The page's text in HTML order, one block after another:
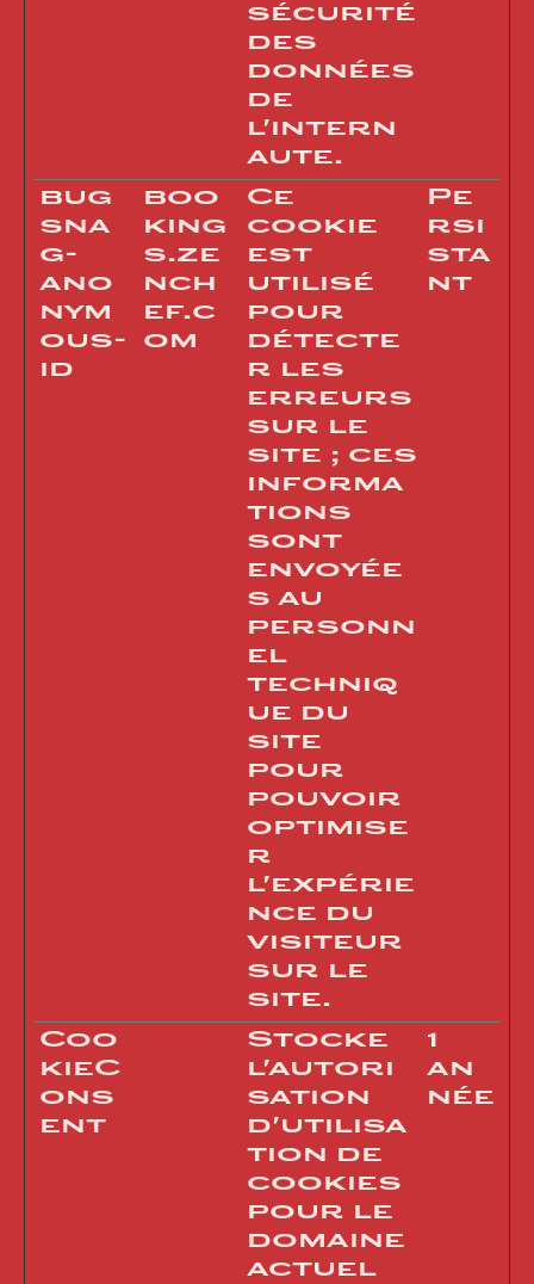
sécurité
des
données
de
l'intern
aute.
bug
sna
g-
ano
nym
ous-
id
boo
king
s.ze
nch
ef.c
om
Ce
cookie
est
utilisé
pour
détecte
r les
erreurs
sur le
site ; ces
informa
tions
sont
envoyée
s au
personn
el
techniq
ue du
site
pour
pouvoir
optimise
r
l'expérie
nce du
visiteur
sur le
site.
Pe
rsi
sta
nt
Coo
kieC
ons
ent
Stocke
l'autori
sation
d'utilisa
tion de
cookies
pour le
domaine
actuel
1
an
née